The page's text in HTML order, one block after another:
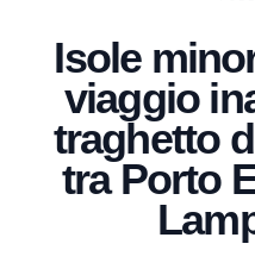
Isole
viaggio
traghetto
tra Porto